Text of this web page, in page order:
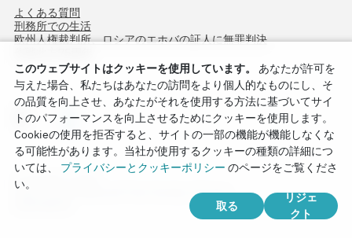
よくある質問
刑務所での生活
欧州人権裁判所、ロシアのエホバの証人に無罪判決
Copyright © 2026
Watch Tower Bible and Tract Society of Korea.
このウェブサイトはクッキーを使用しています。
あなたが許可を
与えた場合、私たちはあなたの訪問をより個人的なものにし、そ
の品質を向上させ、あなたがそれを使用する方法に基づいてサイ
トのパフォーマンスを向上させるためにクッキーを使用します。
Cookieの使用を拒否すると、サイトの一部の機能が機能しなくな
る可能性があります。当社が使用するクッキーの種類の詳細につ
いては、 プライバシーとクッキーポリシー のページをご覧くださ
い。
取る
リジェ
クト